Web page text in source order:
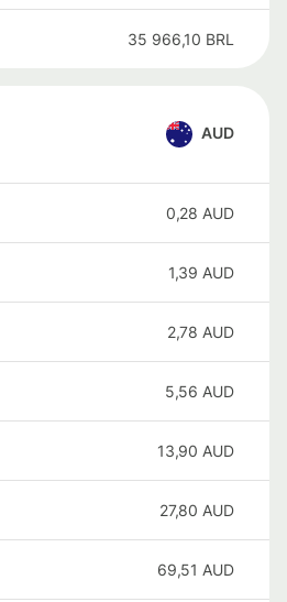
35 966,10 BRL
AUD
0,28 AUD
1,39 AUD
2,78 AUD
5,56 AUD
13,90 AUD
27,80 AUD
69,51 AUD